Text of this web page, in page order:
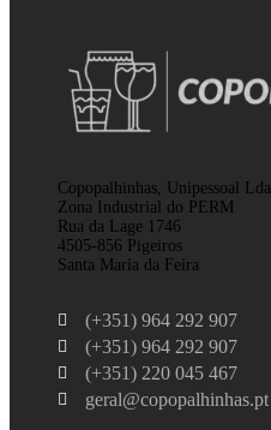
Copopalhinhas, Unipessoal Lda
Zona Industrial do PERM
Rua da Lage 1746
4505-856 Pigeiros
Santa Maria da Feira
(+351) 964 292 907
(+351) 964 292 907
(+351) 220 045 467
geral@copopalhinhas.pt